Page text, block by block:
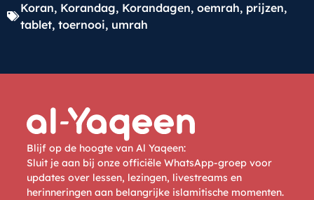
Koran, Korandag, Korandagen, oemrah, prijzen,
tablet, toernooi, umrah
Blijf op de hoogte van Al Yaqeen:
Sluit je aan bij onze officiële WhatsApp-groep voor
updates over lessen, lezingen, livestreams en
herinneringen aan belangrijke islamitische momenten.